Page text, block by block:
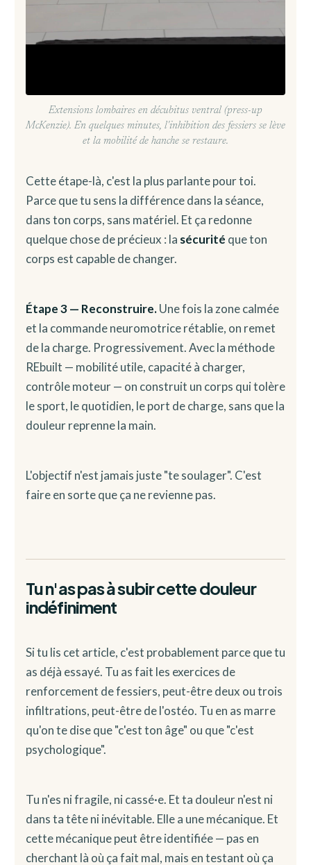
Extensions lombaires en décubitus ventral (press-up
McKenzie). En quelques minutes, l'inhibition des fessiers se lève
et la mobilité de hanche se restaure.
Cette étape-là, c'est la plus parlante pour toi.
Parce que tu sens la différence dans la séance,
dans ton corps, sans matériel. Et ça redonne
quelque chose de précieux : la sécurité que ton
corps est capable de changer.
Étape 3 — Reconstruire.Une fois la zone calmée
et la commande neuromotrice rétablie, on remet
de la charge. Progressivement. Avec la méthode
REbuilt — mobilité utile, capacité à charger,
contrôle moteur — on construit un corps qui tolère
le sport, le quotidien, le port de charge, sans que la
douleur reprenne la main.
L'objectif n'est jamais juste "te soulager". C'est
faire en sorte que ça ne revienne pas.
Tu n'as pas à subir cette douleur
indéfiniment
Si tu lis cet article, c'est probablement parce que tu
as déjà essayé. Tu as fait les exercices de
renforcement de fessiers, peut-être deux ou trois
infiltrations, peut-être de l'ostéo. Tu en as marre
qu'on te dise que "c'est ton âge" ou que "c'est
psychologique".
Tu n'es ni fragile, ni cassé·e. Et ta douleur n'est ni
dans ta tête ni inévitable. Elle a une mécanique. Et
cette mécanique peut être identifiée — pas en
cherchant là où ça fait mal, mais en testant où ça